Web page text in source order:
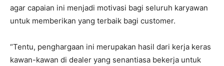
agar capaian ini menjadi motivasi bagi seluruh karyawan
untuk memberikan yang terbaik bagi customer.
“Tentu, penghargaan ini merupakan hasil dari kerja keras
kawan-kawan di dealer yang senantiasa bekerja untuk